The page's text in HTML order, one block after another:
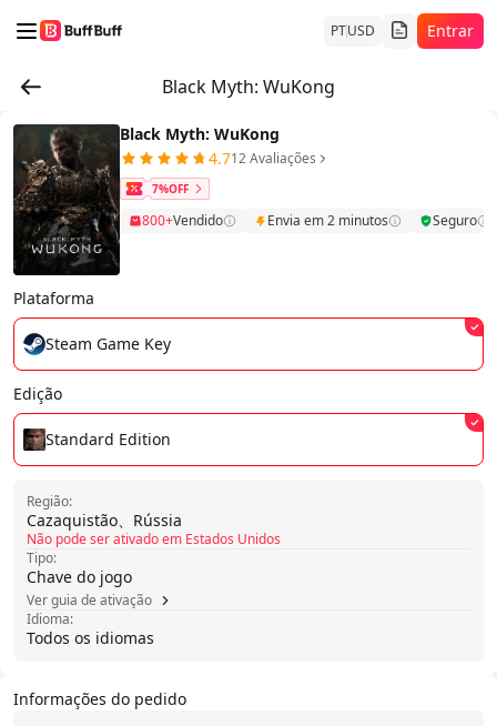
PTUSD Entrar
Black Myth: WuKong
Informações do pedido
Black Myth: WuKong
4.712 Avaliações
7%OFF
800+Vendido Envia em 2 minutos Seguro
Plataforma
Steam Game Key
Edição
Standard Edition
Região:
Cazaquistão、Rússia
Não pode ser ativado em Estados Unidos
Tipo:
Chave do jogo
Ver guia de ativação
Idioma:
Todos os idiomas